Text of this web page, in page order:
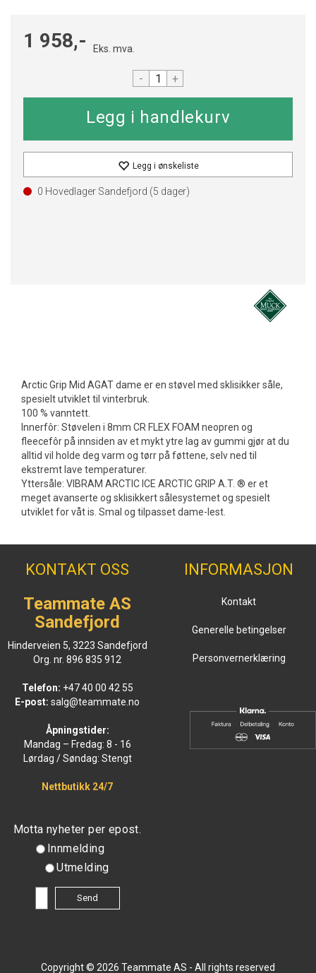
Eks. mva.
1 958,-
- +
Legg i ønskeliste
0 Hovedlager Sandefjord (5 dager)
Arctic Grip Mid AGAT dame er en støvel med sklisikker såle,
spesielt utviklet til vinterbruk.
100 % vanntett.
Innerfôr: Støvelen i 8mm CR FLEX FOAM neopren og
fleecefôr på innsiden av et mykt ytre lag av gummi gjør at du
alltid vil holde deg varm og tørr på føttene, selv ned til
ekstremt lave temperaturer.
Yttersåle: VIBRAM ARCTIC ICE ARCTIC GRIP A.T. ® er et
meget avanserte og sklisikkert sålesystemet og spesielt
utviklet for våt is. Smal og tilpasset dame-lest.
KONTAKT OSS
Teammate AS
Sandefjord
Hinderveien 5, 3223 Sandefjord
Org. nr. 896 835 912
Telefon: +47 40 00 42 55
E-post: salg@teammate.no
Åpningstider:
Mandag – Fredag: 8 - 16
Lørdag / Søndag: Stengt
Nettbutikk 24/7
INFORMASJON
Kontakt
Generelle betingelser
Personvernerklæring
Motta nyheter per epost.
Innmelding
Utmelding
Copyright © 2026 Teammate AS - All rights reserved